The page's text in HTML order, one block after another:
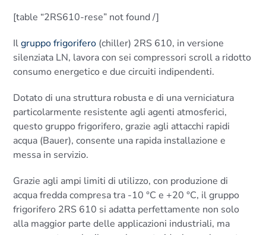
[table “2RS610-rese” not found /]
Ilgruppo frigorifero (chiller) 2RS 610, in versione
silenziata LN, lavora con sei compressori scroll a ridotto
consumo energetico e due circuiti indipendenti.
Dotato di una struttura robusta e di una verniciatura
particolarmente resistente agli agenti atmosferici,
questo gruppo frigorifero, grazie agli attacchi rapidi
acqua (Bauer), consente una rapida installazione e
messa in servizio.
Grazie agli ampi limiti di utilizzo, con produzione di
acqua fredda compresa tra -10 °C e +20 °C, il gruppo
frigorifero 2RS 610 si adatta perfettamente non solo
alla maggior parte delle applicazioni industriali, ma